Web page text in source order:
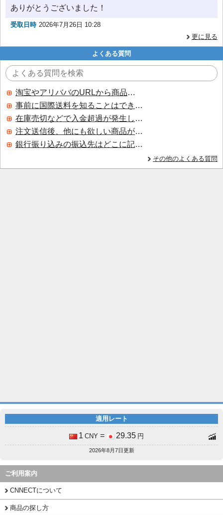
ありがとうございました！
受取日時 2026年7月26日 10:28
更に見る
よくある質問
淘宝やアリババのURLから商品を探すことはできますか？
事前に国際送料を知ることはできますか？
在庫売切などで入金超過が発生した場合はいつ返金されますか？
注文送信後、他にも欲しい商品が見つかった場合、追加注文できますか？
銀行振り込みの振込先はどこに記載されていますか？
その他のよくある質問
適用レート
1 CNY = 29.35 円
2026年8月7日更新
ご利用案内
CNNECTについて
商品の探し方